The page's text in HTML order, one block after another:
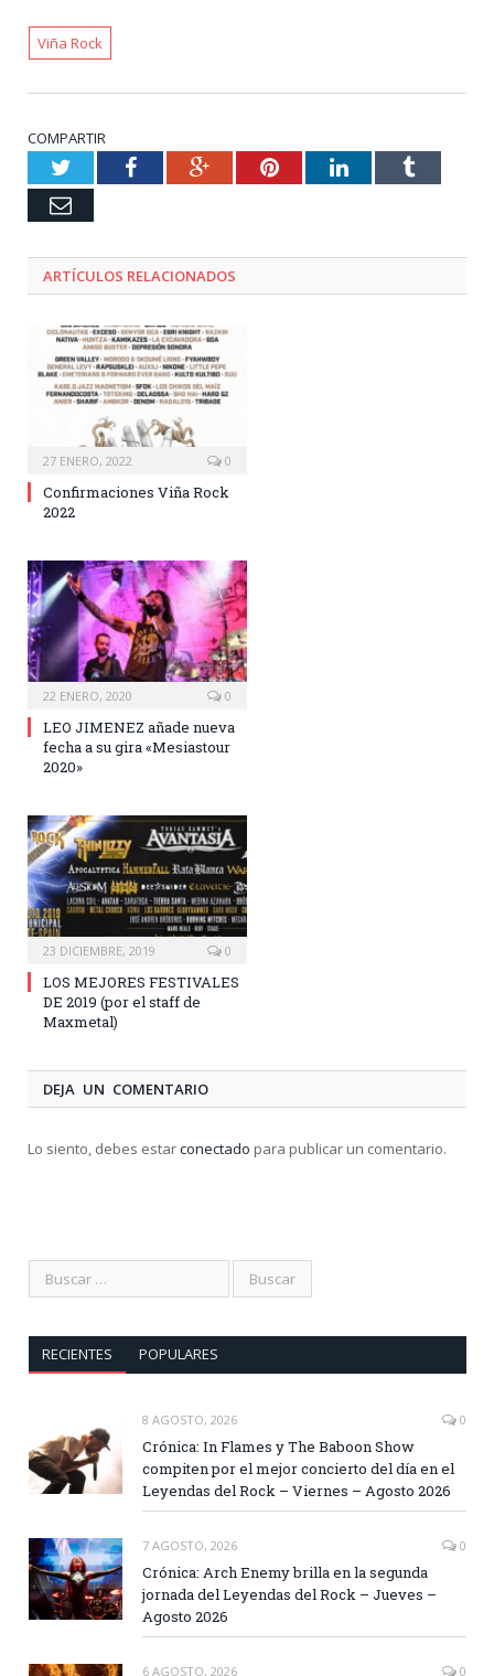
Viña Rock
COMPARTIR
TwitterFacebookGoogle+PinterestLinkedInTumblr
Email
ARTÍCULOS RELACIONADOS
27 ENERO, 2022 0
Confirmaciones Viña Rock
2022
22 ENERO, 2020 0
LEO JIMENEZ añade nueva
fecha a su gira «Mesiastour
2020»
23 DICIEMBRE, 2019 0
LOS MEJORES FESTIVALES
DE 2019 (por el staff de
Maxmetal)
DEJA UN COMENTARIO
Lo siento, debes estarconectado para publicar un comentario.
RECIENTES POPULARES
8 AGOSTO, 2026 0
Crónica: In Flames y The Baboon Show
compiten por el mejor concierto del día en el
Leyendas del Rock – Viernes – Agosto 2026
7 AGOSTO, 2026 0
Crónica: Arch Enemy brilla en la segunda
jornada del Leyendas del Rock – Jueves –
Agosto 2026
6 AGOSTO, 2026 0